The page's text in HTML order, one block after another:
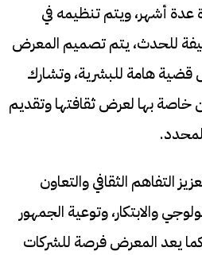
أشهر، ويتم تنظيمه في
للحدث، يتم تصميم المعرض
هامة للبشرية، وتشارك
خاصة بها لعرض ثقافتها وتقديم
الثقافي والتعاون
والابتكار، وتوعية الجمهور
كما يعد المعرض فرصة للشركات